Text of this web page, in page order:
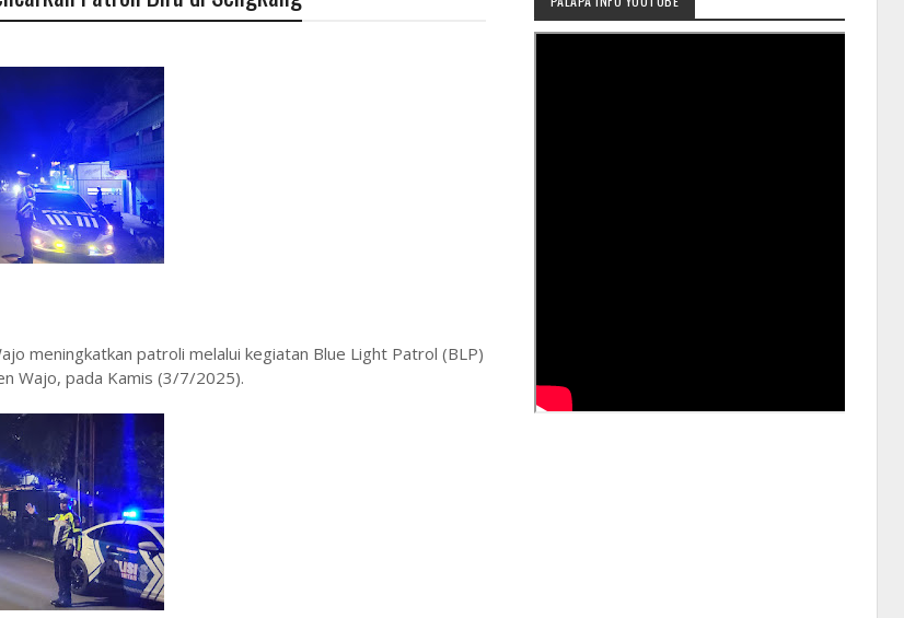
meningkatkan patroli melalui kegiatan Blue Light Patrol (BLP)
Wajo, pada Kamis (3/7/2025).